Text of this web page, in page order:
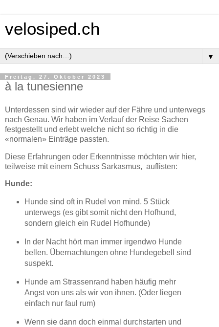
velosiped.ch
▼
Freitag, 27. Oktober 2023
à la tunesienne
Unterdessen sind wir wieder auf der Fähre und unterwegs
nach Genau. Wir haben im Verlauf der Reise Sachen
festgestellt und erlebt welche nicht so richtig in die
«normalen» Einträge passten.
Diese Erfahrungen oder Erkenntnisse möchten wir hier,
teilweise mit einem Schuss Sarkasmus, auflisten:
Hunde:
Hunde sind oft in Rudel von mind. 5 Stück
unterwegs (es gibt somit nicht den Hofhund,
sondern gleich ein Rudel Hofhunde)
In der Nacht hört man immer irgendwo Hunde
bellen. Übernachtungen ohne Hundegebell sind
suspekt.
Hunde am Strassenrand haben häufig mehr
Angst von uns als wir von ihnen. (Oder liegen
einfach nur faul rum)
Wenn sie dann doch einmal durchstarten und